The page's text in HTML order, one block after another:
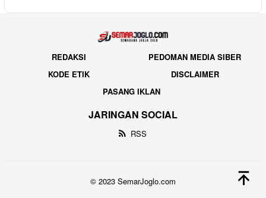
REDAKSI
PEDOMAN MEDIA SIBER
KODE ETIK
DISCLAIMER
PASANG IKLAN
JARINGAN SOCIAL
RSS
© 2023 SemarJoglo.com